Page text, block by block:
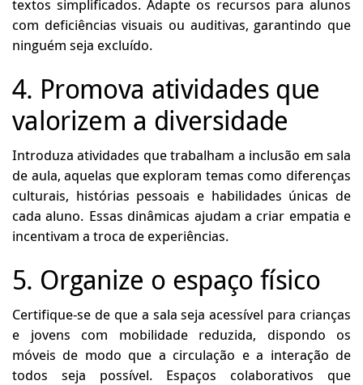
textos simplificados. Adapte os recursos para alunos
com deficiências visuais ou auditivas, garantindo que
ninguém seja excluído.
4. Promova atividades que
valorizem a diversidade
Introduza atividades que trabalham a inclusão em sala
de aula, aquelas que exploram temas como diferenças
culturais, histórias pessoais e habilidades únicas de
cada aluno. Essas dinâmicas ajudam a criar empatia e
incentivam a troca de experiências.
5. Organize o espaço físico
Certifique-se de que a sala seja acessível para crianças
e jovens com mobilidade reduzida, dispondo os
móveis de modo que a circulação e a interação de
todos seja possível. Espaços colaborativos que